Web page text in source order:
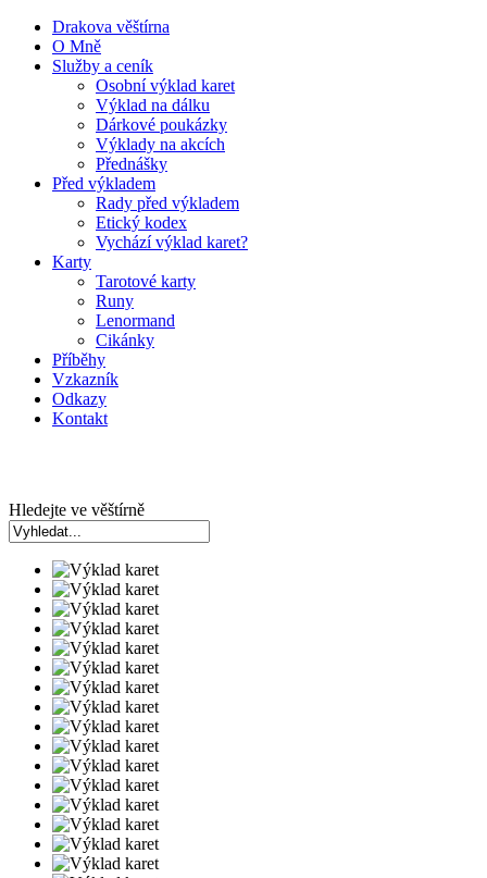
Drakova věštírna
O Mně
Služby a ceník
Osobní výklad karet
Výklad na dálku
Dárkové poukázky
Výklady na akcích
Přednášky
Před výkladem
Rady před výkladem
Etický kodex
Vychází výklad karet?
Karty
Tarotové karty
Runy
Lenormand
Cikánky
Příběhy
Vzkazník
Odkazy
Kontakt
Hledejte ve věštírně